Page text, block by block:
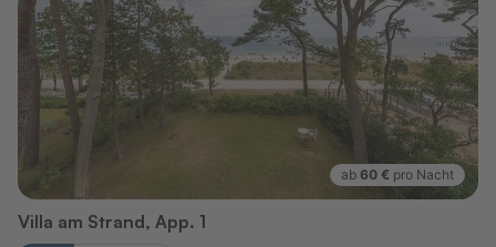
ab 60 € pro Nacht
Villa am Strand, App. 1